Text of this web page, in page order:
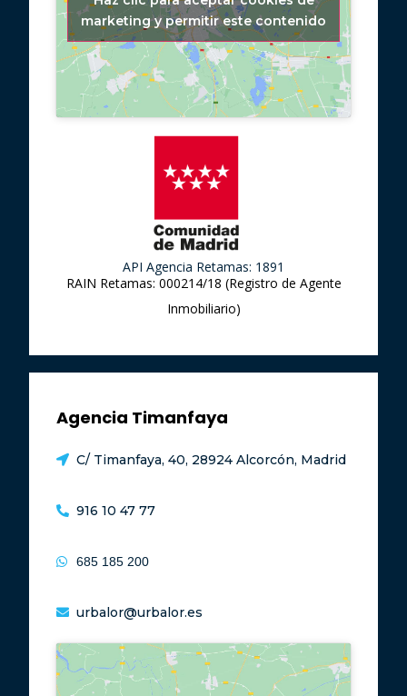
marketing y permitir este contenido
API Agencia Retamas: 1891
RAIN Retamas: 000214/18 (Registro de Agente
Inmobiliario)
Agencia Timanfaya
C/ Timanfaya, 40, 28924 Alcorcón, Madrid
916 10 47 77
685 185 200
urbalor@urbalor.es